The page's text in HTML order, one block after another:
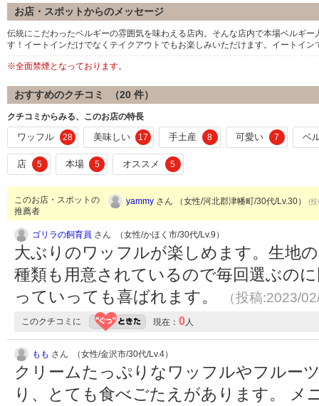
お店・スポットからのメッセージ
伝統にこだわったベルギーの雰囲気を味わえる店内。そんな店内で本場ベルギ
す！イートインだけでなくテイクアウトでもお楽しみいただけます。イートイ
※全面禁煙となっております。
おすすめのクチコミ （20 件）
クチコミからみる、このお店の特長
ワッフル 28 美味しい 17 手土産 8 可愛い 7 ベ
店 5 本場 5 オススメ 5
このお店・スポットの
推薦者
yammy さん （女性/河北郡津幡町/30代/Lv.30） (
ゴリラの飼育員 さん （女性/かほく市/30代/Lv.9）
大ぶりのワッフルが楽しめます。生地
種類も用意されているので毎回選ぶの
っていっても喜ばれます。
（投稿:2023/
このクチコミに 現在： 0人
もも さん （女性/金沢市/30代/Lv.4）
クリームたっぷりなワッフルやフルー
り、とても食べごたえがあります。 メ